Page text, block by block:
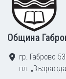
Община
гр. Габрово
пл.